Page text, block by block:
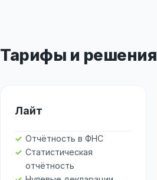
Тарифы и решения
Лайт
Отчётность в ФНС
Статистическая
отчётность